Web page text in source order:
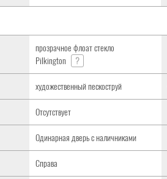
прозрачное флоат стекло
Pilkington
?
художественный пескоструй
Отсутствует
Одинарная дверь с наличниками
Справа